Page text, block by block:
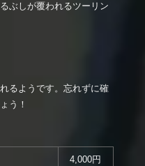
ぶしが覆われるツーリン
るようです。忘れずに確
う！
4,000円